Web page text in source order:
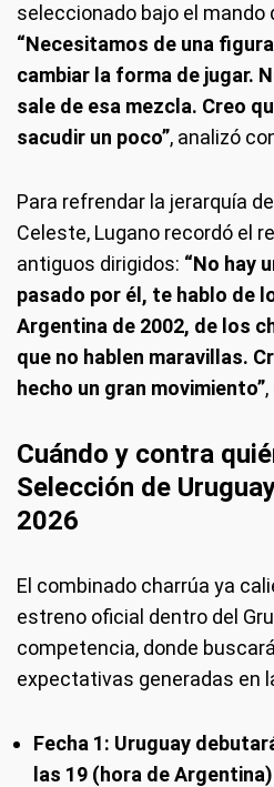
seleccionado bajo el mando
“Necesitamos de una
cambiar la forma de jugar.
sale de esa mezcla. Creo
sacudir un poco”, analizó
Para refrendar la jerarquía
Celeste, Lugano recordó el
antiguos dirigidos: “No hay
pasado por él, te hablo de
Argentina de 2002, de los
que no hablen maravillas.
hecho un gran movimiento”
Cuándo y contra
Selección de
2026
El combinado charrúa ya
estreno oficial dentro del
competencia, donde
expectativas generadas en
Fecha 1: Uruguay
las 19 (hora de